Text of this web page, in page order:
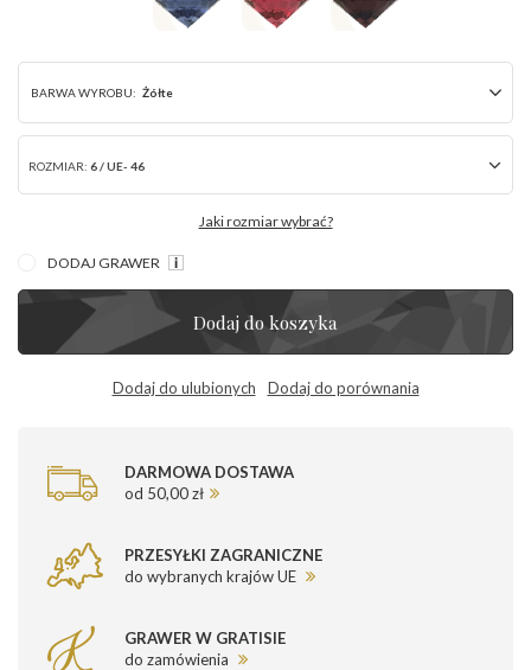
BARWA WYROBU: Żółte
ROZMIAR: 6 / UE- 46
Jaki rozmiar wybrać?
DODAJ GRAWER
Dodaj do koszyka
Dodaj do ulubionych Dodaj do porównania
DARMOWA DOSTAWA
od 50,00 zł
PRZESYŁKI ZAGRANICZNE
do wybranych krajów UE
GRAWER W GRATISIE
do zamówienia